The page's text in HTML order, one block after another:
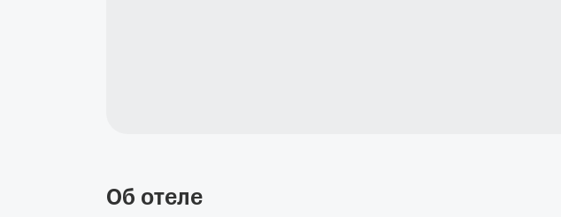
Об отеле